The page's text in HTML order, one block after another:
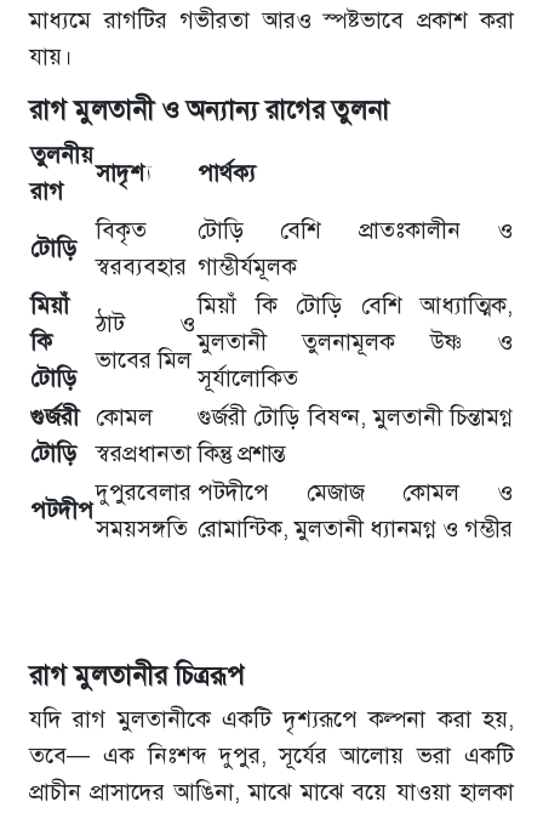
মাধ্যমে রাগটির গভীরতা আরও স্পষ্টভাবে প্রকাশ করা
যায়।
রাগ মুলতানী ও অন্যান্য রাগের তুলনা
তুলনীয়
রাগ
সাদৃশ্য পার্থক্য
টোড়ি
বিকৃত
স্বরব্যবহার
টোড়ি বেশি প্রাতঃকালীন ও
গাম্ভীর্যমূলক
মিয়াঁ
কি
টোড়ি
ঠাট ও
ভাবের মিল
মিয়াঁ কি টোড়ি বেশি আধ্যাত্মিক,
মুলতানী তুলনামূলক উষ্ণ ও
সূর্যালোকিত
গুর্জরী
টোড়ি
কোমল
স্বরপ্রধানতা
গুর্জরী টোড়ি বিষণ্ন, মুলতানী চিন্তামগ্ন
কিন্তু প্রশান্ত
পটদীপ
দুপুরবেলার
সময়সঙ্গতি
পটদীপে মেজাজ কোমল ও
রোমান্টিক, মুলতানী ধ্যানমগ্ন ও গম্ভীর
রাগ মুলতানীর চিত্ররূপ
যদি রাগ মুলতানীকে একটি দৃশ্যরূপে কল্পনা করা হয়,
তবে— এক নিঃশব্দ দুপুর, সূর্যের আলোয় ভরা একটি
প্রাচীন প্রাসাদের আঙিনা, মাঝে মাঝে বয়ে যাওয়া হালকা